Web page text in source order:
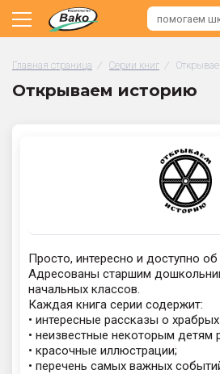
Главная страница / Серии книг /
Открываем историю
Просто, интересно и доступно
Адресованы старшим
начальных классов.
Каждая книга серии содержит:
• интересные рассказы о
• неизвестные некоторым детям
• красочные иллюстрации;
• перечень самых важных